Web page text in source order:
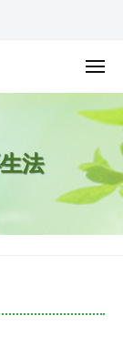
メ
ュ
ー
法